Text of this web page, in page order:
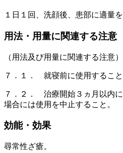
１日１回、洗顔後、患部に適量を
用法・用量に関連する注意
（用法及び用量に関連する注意）
７．１． 就寝前に使用すること
７．２． 治療開始３ヵ月以内
場合には使用を中止すること。
効能・効果
尋常性ざ瘡。